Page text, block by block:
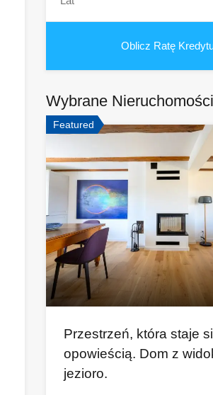
Wybrane Nieruchomości
Featured
Przestrzeń, która staje
opowieścią. Dom z
jezioro.